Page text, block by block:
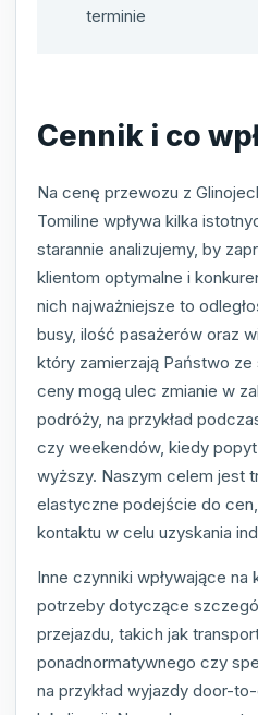
terminie
Cennik i co
Na cenę przewozu z
Tomiline wpływa kilka
starannie analizujemy, by
klientom optymalne i
nich najważniejsze to
busy, ilość pasażerów oraz
który zamierzają Państwo
ceny mogą ulec zmianie w
podróży, na przykład
czy weekendów, kiedy
wyższy. Naszym celem jest
elastyczne podejście do
kontaktu w celu uzyskania
Inne czynniki wpływające na
potrzeby dotyczące
przejazdu, takich jak
ponadnormatywnego czy
na przykład wyjazdy door-